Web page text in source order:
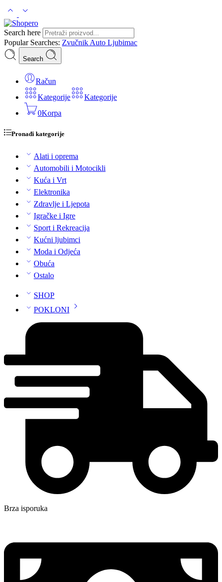
Search here
Popular Searches: Zvučnik Auto Ljubimac
Search
Račun
Kategorije
Kategorije
0Korpa
Pronađi kategorije
Alati i oprema
Automobili i Motocikli
Kuća i Vrt
Elektronika
Zdravlje i Ljepota
Igračke i Igre
Sport i Rekreacija
Kućni ljubimci
Moda i Odjeća
Obuća
Ostalo
SHOP
POKLONI
Brza isporuka